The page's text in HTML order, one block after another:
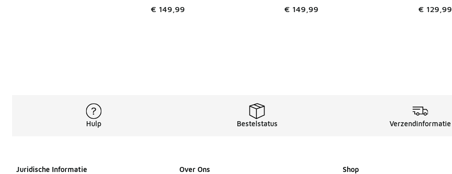
€ 149,99 € 149,99 € 129,99
Hulp Bestelstatus Verzendinformatie
Juridische Informatie Over Ons Shop